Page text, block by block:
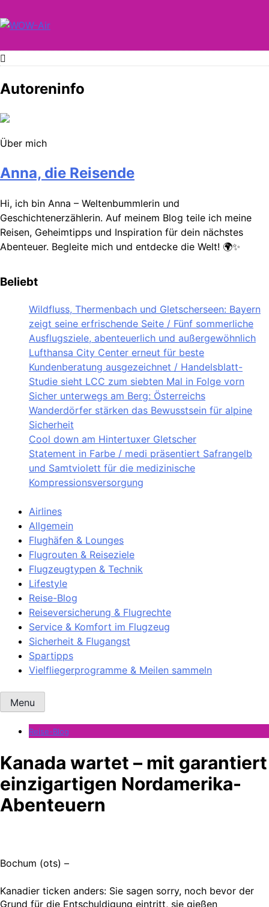
to
WOW-Air
Autoreninfo
Über mich
Anna, die Reisende
Hi, ich bin Anna – Weltenbummlerin und
Geschichtenerzählerin. Auf meinem Blog teile ich meine
Reisen, Geheimtipps und Inspiration für dein nächstes
Abenteuer. Begleite mich und entdecke die Welt! 🌍✨
Beliebt
Wildfluss, Thermenbach und Gletscherseen: Bayern
zeigt seine erfrischende Seite / Fünf sommerliche
Ausflugsziele, abenteuerlich und außergewöhnlich
Lufthansa City Center erneut für beste
Kundenberatung ausgezeichnet / Handelsblatt-
Studie sieht LCC zum siebten Mal in Folge vorn
Sicher unterwegs am Berg: Österreichs
Wanderdörfer stärken das Bewusstsein für alpine
Sicherheit
Cool down am Hintertuxer Gletscher
Statement in Farbe / medi präsentiert Safrangelb
und Samtviolett für die medizinische
Kompressionsversorgung
Airlines
Allgemein
Flughäfen & Lounges
Flugrouten & Reiseziele
Flugzeugtypen & Technik
Lifestyle
Reise-Blog
Reiseversicherung & Flugrechte
Service & Komfort im Flugzeug
Sicherheit & Flugangst
Spartipps
Vielfliegerprogramme & Meilen sammeln
Menu
Reise-Blog
Kanada wartet – mit garantiert
einzigartigen Nordamerika-
Abenteuern
Bochum (ots) –
Kanadier ticken anders: Sie sagen sorry, noch bevor der
Grund für die Entschuldigung eintritt, sie gießen